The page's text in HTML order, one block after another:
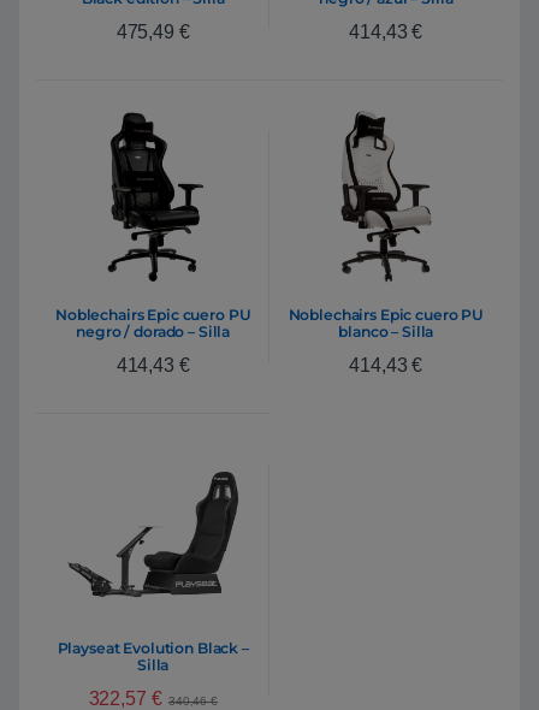
475,49 € 414,43€
Noblechairs Epic cuero PU
negro / dorado – Silla
414,43 €
Noblechairs Epic cuero PU
blanco – Silla
414,43€
Playseat Evolution Black –
Silla
322,57 € 340,46€